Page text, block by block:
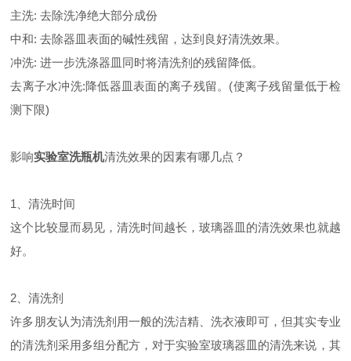
主洗: 去除洗净绝大部分成份
中和: 去除器皿表面的碱性残留，达到良好清洗效果。
冲洗: 进一步洗涤器皿同时将清洗剂的残留降低。
去离子水冲洗:降低器皿表面的离子残留。(使离子残留量低于检
测下限)
影响实验室洗瓶机清洗效果的因素有哪几点？
1、清洗时间
这个比较显而易见，清洗时间越长，玻璃器皿的清洗效果也就越
好。
2、清洗剂
许多朋友认为清洗剂用一般的洗洁精、洗衣液即可，但其实专业
的清洗剂采用多组分配方，对于实验室玻璃器皿的清洗来说，其